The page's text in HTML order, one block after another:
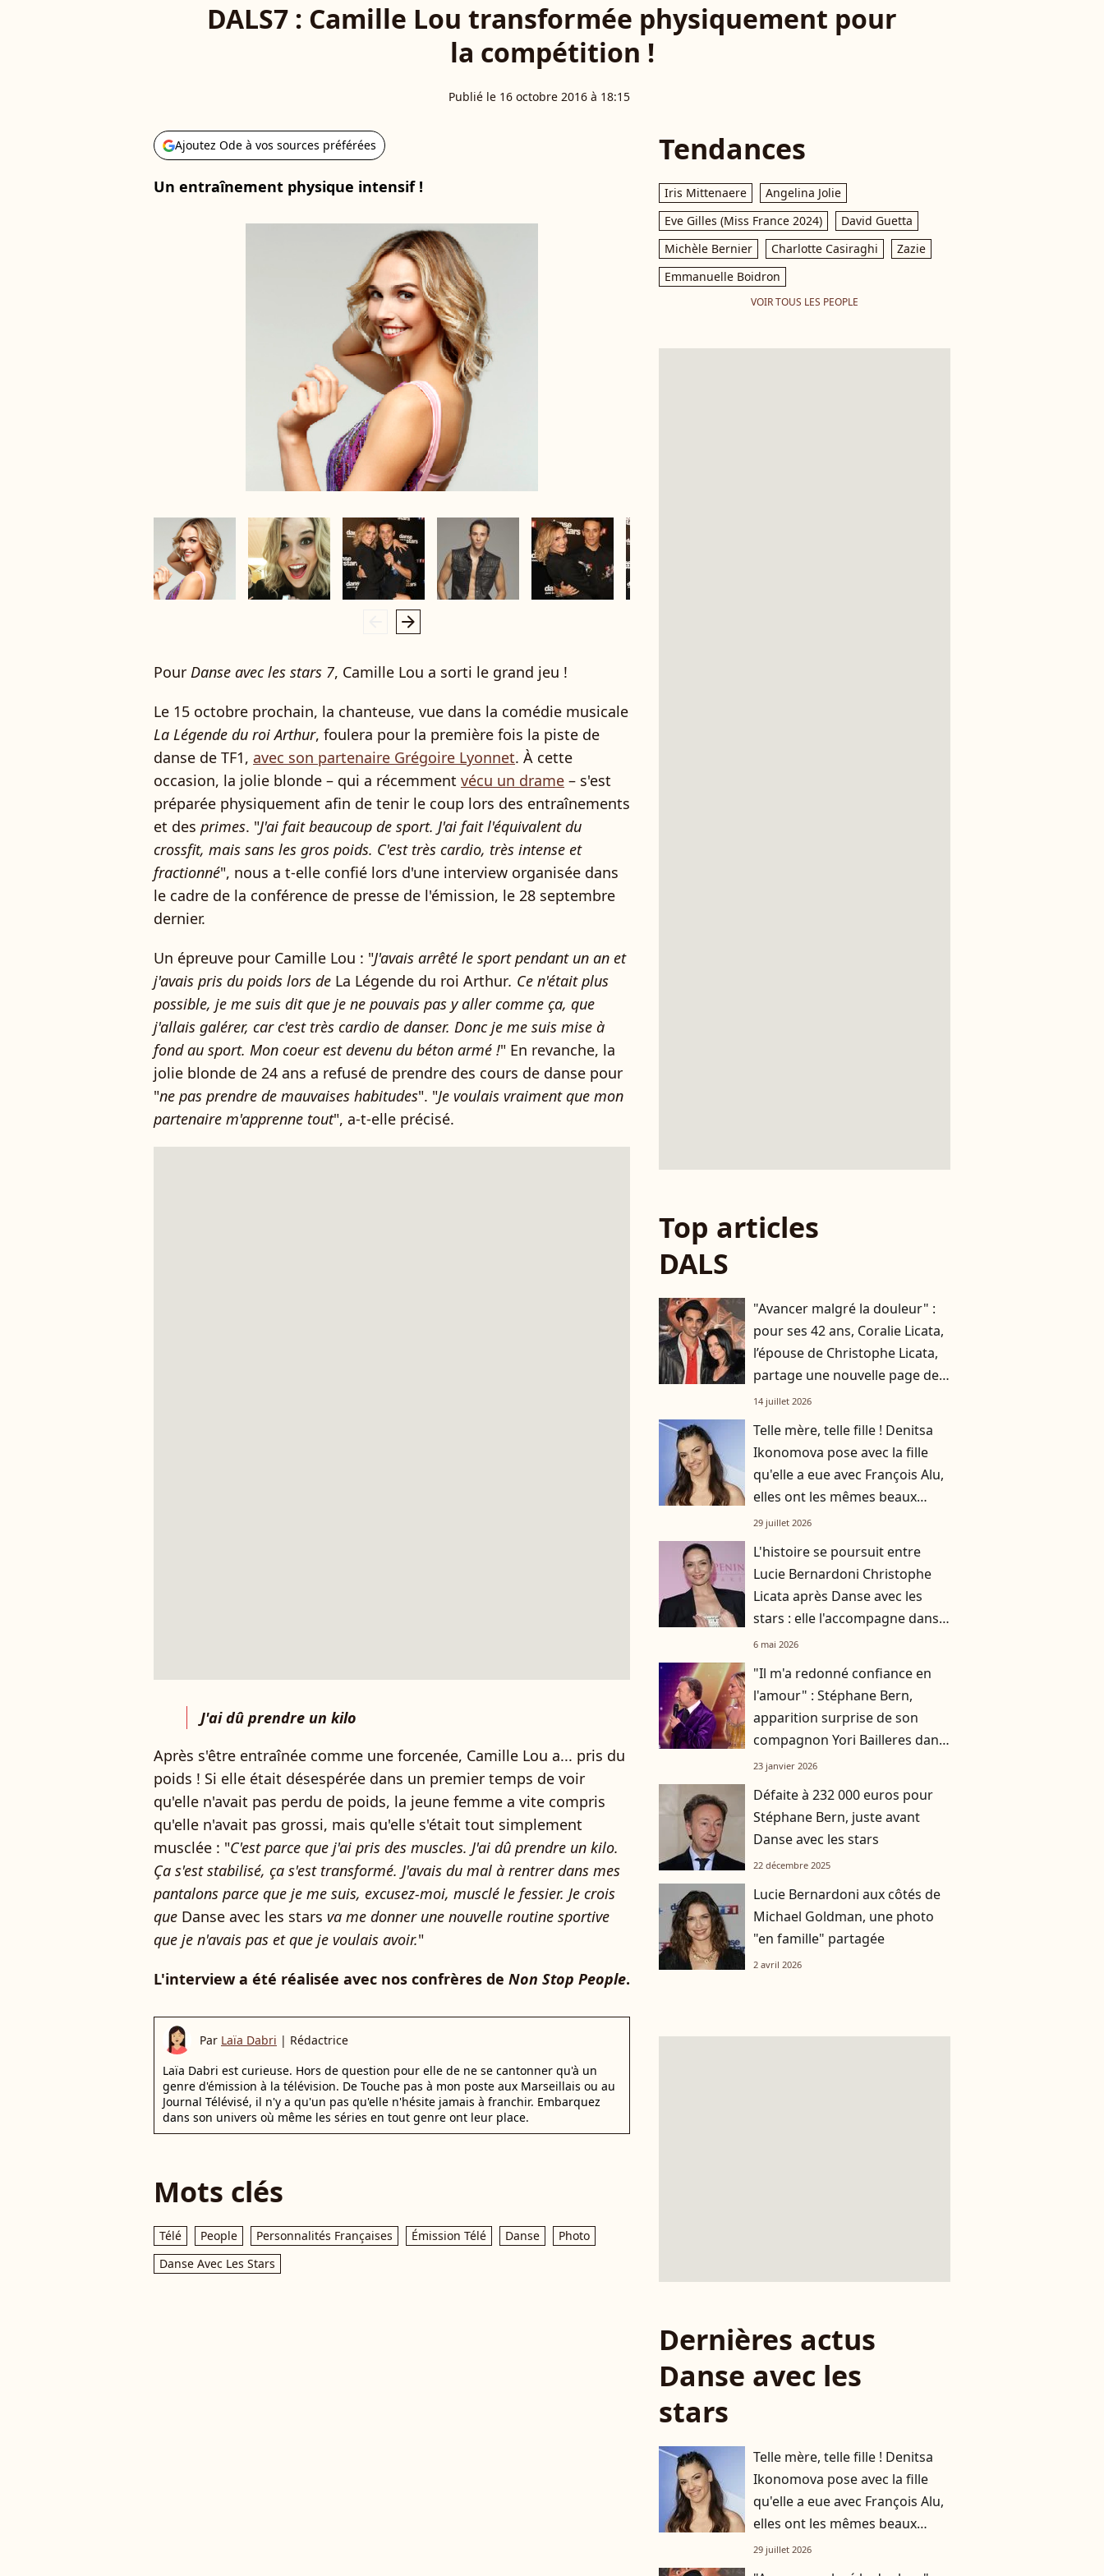
DALS7 : Camille Lou transformée physiquement pour
la compétition !
Publié le 16 octobre 2016 à 18:15
Ajoutez Ode à vos sources préférées
Un entraînement physique intensif !
arrow_right
Pour Danse avec les stars 7, Camille Lou a sorti le grand jeu !
Le 15 octobre prochain, la chanteuse, vue dans la comédie musicale
La Légende du roi Arthur, foulera pour la première fois la piste de
danse de TF1, avec son partenaire Grégoire Lyonnet. À cette
occasion, la jolie blonde – qui a récemment vécu un drame – s'est
préparée physiquement afin de tenir le coup lors des entraînements
et des primes. "J'ai fait beaucoup de sport. J'ai fait l'équivalent du
crossfit, mais sans les gros poids. C'est très cardio, très intense et
fractionné", nous a t-elle confié lors d'une interview organisée dans
le cadre de la conférence de presse de l'émission, le 28 septembre
dernier.
Un épreuve pour Camille Lou : "J'avais arrêté le sport pendant un an et
j'avais pris du poids lors de La Légende du roi Arthur. Ce n'était plus
possible, je me suis dit que je ne pouvais pas y aller comme ça, que
j'allais galérer, car c'est très cardio de danser. Donc je me suis mise à
fond au sport. Mon coeur est devenu du béton armé !" En revanche, la
jolie blonde de 24 ans a refusé de prendre des cours de danse pour
"ne pas prendre de mauvaises habitudes". "Je voulais vraiment que mon
partenaire m'apprenne tout", a-t-elle précisé.
J'ai dû prendre un kilo
Après s'être entraînée comme une forcenée, Camille Lou a... pris du
poids ! Si elle était désespérée dans un premier temps de voir
qu'elle n'avait pas perdu de poids, la jeune femme a vite compris
qu'elle n'avait pas grossi, mais qu'elle s'était tout simplement
musclée : "C'est parce que j'ai pris des muscles. J'ai dû prendre un kilo.
Ça s'est stabilisé, ça s'est transformé. J'avais du mal à rentrer dans mes
pantalons parce que je me suis, excusez-moi, musclé le fessier. Je crois
que Danse avec les stars va me donner une nouvelle routine sportive
que je n'avais pas et que je voulais avoir."
L'interview a été réalisée avec nos confrères de Non Stop People.
Par Laïa Dabri | Rédactrice
Laïa Dabri est curieuse. Hors de question pour elle de ne se cantonner qu'à un
genre d'émission à la télévision. De Touche pas à mon poste aux Marseillais ou au
Journal Télévisé, il n'y a qu'un pas qu'elle n'hésite jamais à franchir. Embarquez
dans son univers où même les séries en tout genre ont leur place.
Mots clés
Télé People Personnalités Françaises Émission Télé Danse
Photo
Danse Avec Les Stars
Tendances
Iris Mittenaere
Angelina Jolie
Eve Gilles (Miss France 2024)
David Guetta
Michèle Bernier
Charlotte Casiraghi
Zazie
Emmanuelle Boidron
VOIR TOUS LES PEOPLE
Top articles
DALS
"Avancer malgré la douleur" :
pour ses 42 ans, Coralie Licata,
l’épouse de Christophe Licata,
partage une nouvelle page de
son histoire
14 juillet 2026
Telle mère, telle fille ! Denitsa
Ikonomova pose avec la fille
qu'elle a eue avec François Alu,
elles ont les mêmes beaux
cheveux châtains
29 juillet 2026
L'histoire se poursuit entre
Lucie Bernardoni Christophe
Licata après Danse avec les
stars : elle l'accompagne dans
une nouvelle aventure
6 mai 2026
"Il m'a redonné confiance en
l'amour" : Stéphane Bern,
apparition surprise de son
compagnon Yori Bailleres dans
Danse avec les stars
23 janvier 2026
Défaite à 232 000 euros pour
Stéphane Bern, juste avant
Danse avec les stars
22 décembre 2025
Lucie Bernardoni aux côtés de
Michael Goldman, une photo
"en famille" partagée
2 avril 2026
Dernières actus
Danse avec les
stars
Telle mère, telle fille ! Denitsa
Ikonomova pose avec la fille
qu'elle a eue avec François Alu,
elles ont les mêmes beaux
cheveux châtains
29 juillet 2026